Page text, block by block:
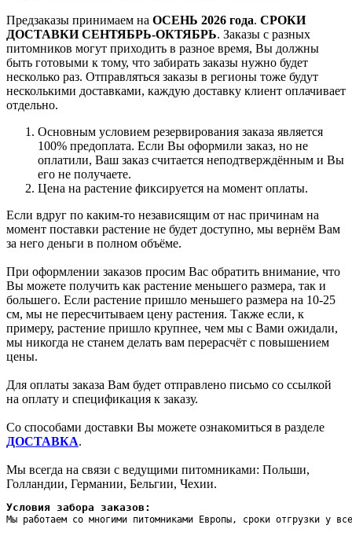
Предзаказы принимаем на ОСЕНЬ 2026 года. СРОКИ
ДОСТАВКИ СЕНТЯБРЬ-ОКТЯБРЬ. Заказы с разных
питомников могут приходить в разное время, Вы должны
быть готовыми к тому, что забирать заказы нужно будет
несколько раз. Отправляться заказы в регионы тоже будут
несколькими доставками, каждую доставку клиент оплачивает
отдельно.
Основным условием резервирования заказа является
100% предоплата. Если Вы оформили заказ, но не
оплатили, Ваш заказ считается неподтверждённым и Вы
его не получаете.
Цена на растение фиксируется на момент оплаты.
Если вдруг по каким-то независящим от нас причинам на
момент поставки растение не будет доступно, мы вернём Вам
за него деньги в полном объёме.
При оформлении заказов просим Вас обратить внимание, что
Вы можете получить как растение меньшего размера, так и
большего. Если растение пришло меньшего размера на 10-25
см, мы не пересчитываем цену растения. Также если, к
примеру, растение пришло крупнее, чем мы с Вами ожидали,
мы никогда не станем делать вам перерасчёт с повышением
цены.
Для оплаты заказа Вам будет отправлено письмо со ссылкой
на оплату и спецификация к заказу.
Со способами доставки Вы можете ознакомиться в разделе
ДОСТАВКА.
Мы всегда на связи с ведущими питомниками: Польши,
Голландии, Германии, Бельгии, Чехии.
Условия забора заказов:
Мы работаем со многими питомниками Европы, сроки отгрузки у